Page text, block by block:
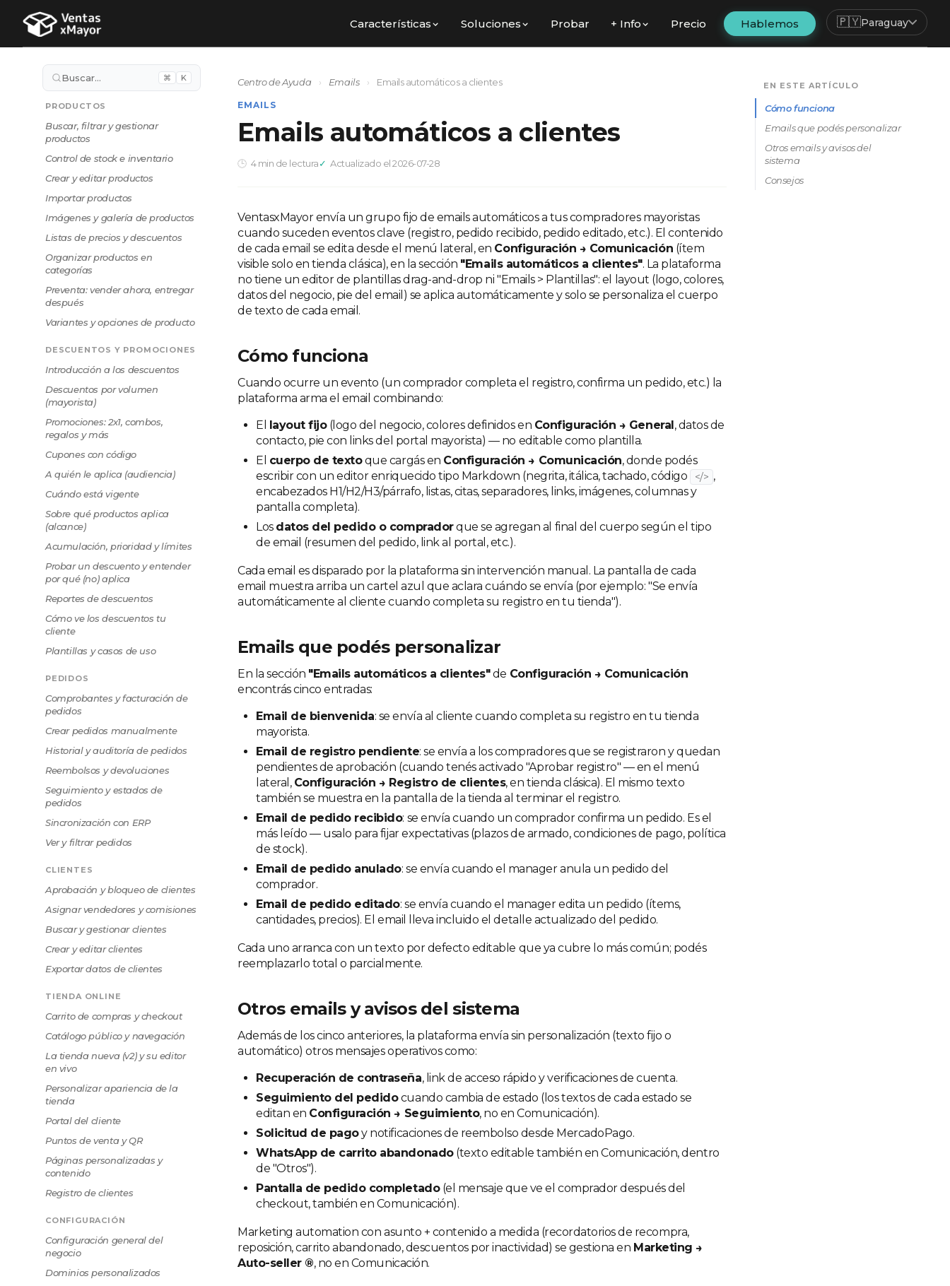
Características Soluciones Probar + Info Precio Hablemos 🇵🇾Paraguay
Buscar… ⌘ K
PRODUCTOS
Buscar, filtrar y gestionar
productos
Control de stock e inventario
Crear y editar productos
Importar productos
Imágenes y galería de productos
Listas de precios y descuentos
Organizar productos en
categorías
Preventa: vender ahora, entregar
después
Variantes y opciones de producto
DESCUENTOS Y PROMOCIONES
Introducción a los descuentos
Descuentos por volumen
(mayorista)
Promociones: 2x1, combos,
regalos y más
Cupones con código
A quién le aplica (audiencia)
Cuándo está vigente
Sobre qué productos aplica
(alcance)
Acumulación, prioridad y límites
Probar un descuento y entender
por qué (no) aplica
Reportes de descuentos
Cómo ve los descuentos tu
cliente
Plantillas y casos de uso
PEDIDOS
Comprobantes y facturación de
pedidos
Crear pedidos manualmente
Historial y auditoría de pedidos
Reembolsos y devoluciones
Seguimiento y estados de
pedidos
Sincronización con ERP
Ver y filtrar pedidos
CLIENTES
Aprobación y bloqueo de clientes
Asignar vendedores y comisiones
Buscar y gestionar clientes
Crear y editar clientes
Exportar datos de clientes
TIENDA ONLINE
Carrito de compras y checkout
Catálogo público y navegación
La tienda nueva (v2) y su editor
en vivo
Personalizar apariencia de la
tienda
Portal del cliente
Puntos de venta y QR
Páginas personalizadas y
contenido
Registro de clientes
CONFIGURACIÓN
Configuración general del
negocio
Dominios personalizados
Centro de Ayuda › Emails › Emails automáticos a clientes
EMAILS
Emails automáticos a clientes
4 min de lectura Actualizado el 2026-07-28
VentasxMayor envía un grupo fijo de emails automáticos a tus compradores mayoristas
cuando suceden eventos clave (registro, pedido recibido, pedido editado, etc.). El contenido
de cada email se edita desde el menú lateral, en Configuración → Comunicación (ítem
visible solo en tienda clásica), en la sección "Emails automáticos a clientes". La plataforma
no tiene un editor de plantillas drag-and-drop ni "Emails > Plantillas": el layout (logo, colores,
datos del negocio, pie del email) se aplica automáticamente y solo se personaliza el cuerpo
de texto de cada email.
Cómo funciona
Cuando ocurre un evento (un comprador completa el registro, confirma un pedido, etc.) la
plataforma arma el email combinando:
El layout fijo(logo del negocio, colores definidos en Configuración → General, datos de
contacto, pie con links del portal mayorista) — no editable como plantilla.
El cuerpo de textoque cargás en Configuración → Comunicación, donde podés
escribir con un editor enriquecido tipo Markdown (negrita, itálica, tachado, código
</> ,
encabezados H1/H2/H3/párrafo, listas, citas, separadores, links, imágenes, columnas y
pantalla completa).
Los datos del pedido o compradorque se agregan al final del cuerpo según el tipo
de email (resumen del pedido, link al portal, etc.).
Cada email es disparado por la plataforma sin intervención manual. La pantalla de cada
email muestra arriba un cartel azul que aclara cuándo se envía (por ejemplo: "Se envía
automáticamente al cliente cuando completa su registro en tu tienda").
Emails que podés personalizar
En la sección "Emails automáticos a clientes"de Configuración → Comunicación
encontrás cinco entradas:
Email de bienvenida: se envía al cliente cuando completa su registro en tu tienda
mayorista.
Email de registro pendiente: se envía a los compradores que se registraron y quedan
pendientes de aprobación (cuando tenés activado "Aprobar registro" — en el menú
lateral, Configuración → Registro de clientes, en tienda clásica). El mismo texto
también se muestra en la pantalla de la tienda al terminar el registro.
Email de pedido recibido: se envía cuando un comprador confirma un pedido. Es el
más leído — usalo para fijar expectativas (plazos de armado, condiciones de pago, política
de stock).
Email de pedido anulado: se envía cuando el manager anula un pedido del
comprador.
Email de pedido editado: se envía cuando el manager edita un pedido (ítems,
cantidades, precios). El email lleva incluido el detalle actualizado del pedido.
Cada uno arranca con un texto por defecto editable que ya cubre lo más común; podés
reemplazarlo total o parcialmente.
Otros emails y avisos del sistema
Además de los cinco anteriores, la plataforma envía sin personalización (texto fijo o
automático) otros mensajes operativos como:
Recuperación de contraseña, link de acceso rápido y verificaciones de cuenta.
Seguimiento del pedidocuando cambia de estado (los textos de cada estado se
editan en Configuración → Seguimiento, no en Comunicación).
Solicitud de pagoy notificaciones de reembolso desde MercadoPago.
WhatsApp de carrito abandonado(texto editable también en Comunicación, dentro
de "Otros").
Pantalla de pedido completado(el mensaje que ve el comprador después del
checkout, también en Comunicación).
Marketing automation con asunto + contenido a medida (recordatorios de recompra,
reposición, carrito abandonado, descuentos por inactividad) se gestiona en Marketing →
Auto-seller ®, no en Comunicación.
EN ESTE ARTÍCULO
Cómo funciona
Emails que podés personalizar
Otros emails y avisos del
sistema
Consejos